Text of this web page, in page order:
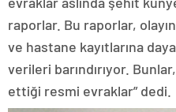
raporlar. Bu raporlar, olayın
ve hastane kayıtlarına
verileri barındırıyor.
ettiği resmi evraklar” dedi.